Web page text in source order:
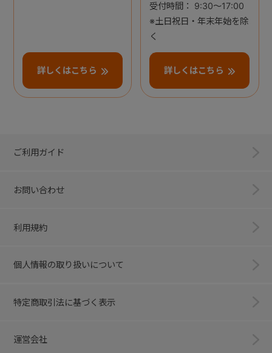
詳しくはこちら
受付時間： 9:30～17:00
※土日祝日・年末年始を除
く
詳しくはこちら
ご利用ガイド
お問い合わせ
利用規約
個人情報の取り扱いについて
特定商取引法に基づく表示
運営会社